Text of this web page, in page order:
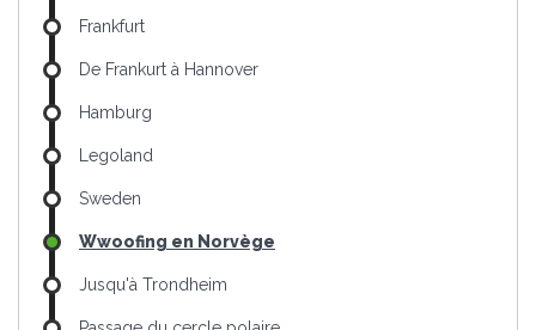
Frankfurt
De Frankurt à Hannover
Hamburg
Legoland
Sweden
Wwoofing en Norvège
Jusqu'à Trondheim